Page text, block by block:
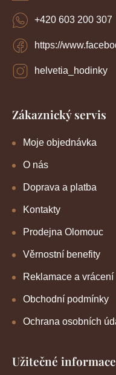
https://
helvetia_hodinky
+420 603 200 307
Zákaznický servis
Moje objednávka
O nás
Doprava a platba
Kontakty
Prodejna Olomouc
Věrnostní benefity
Reklamace a vrácení
Obchodní podmínky
Ochrana osobních
Užitečné informace